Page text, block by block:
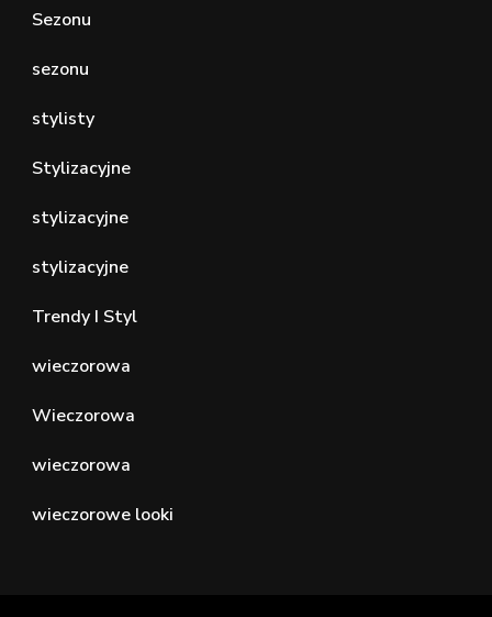
Sezonu
sezonu
stylisty
Stylizacyjne
stylizacyjne
stylizacyjne
Trendy I Styl
wieczorowa
Wieczorowa
wieczorowa
wieczorowe looki